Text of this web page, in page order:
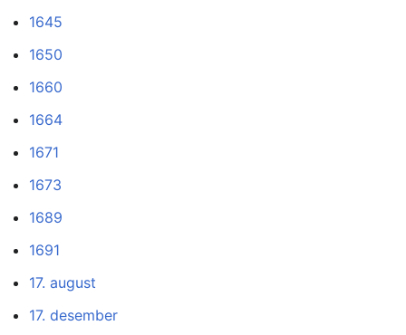
1645
1650
1660
1664
1671
1673
1689
1691
17. august
17. desember